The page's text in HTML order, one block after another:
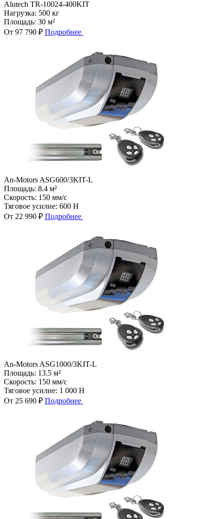
Alutech TR-10024-400KIT
Нагрузка: 500 кг
Площадь: 30 м²
От 97 790 ₽ Подробнее
An-Motors ASG600/3KIT-L
Площадь: 8.4 м²
Скорость: 150 мм/с
Тяговое усилие: 600 Н
От 22 990 ₽ Подробнее
An-Motors ASG1000/3KIT-L
Площадь: 13.5 м²
Скорость: 150 мм/с
Тяговое усилие: 1 000 Н
От 25 690 ₽ Подробнее